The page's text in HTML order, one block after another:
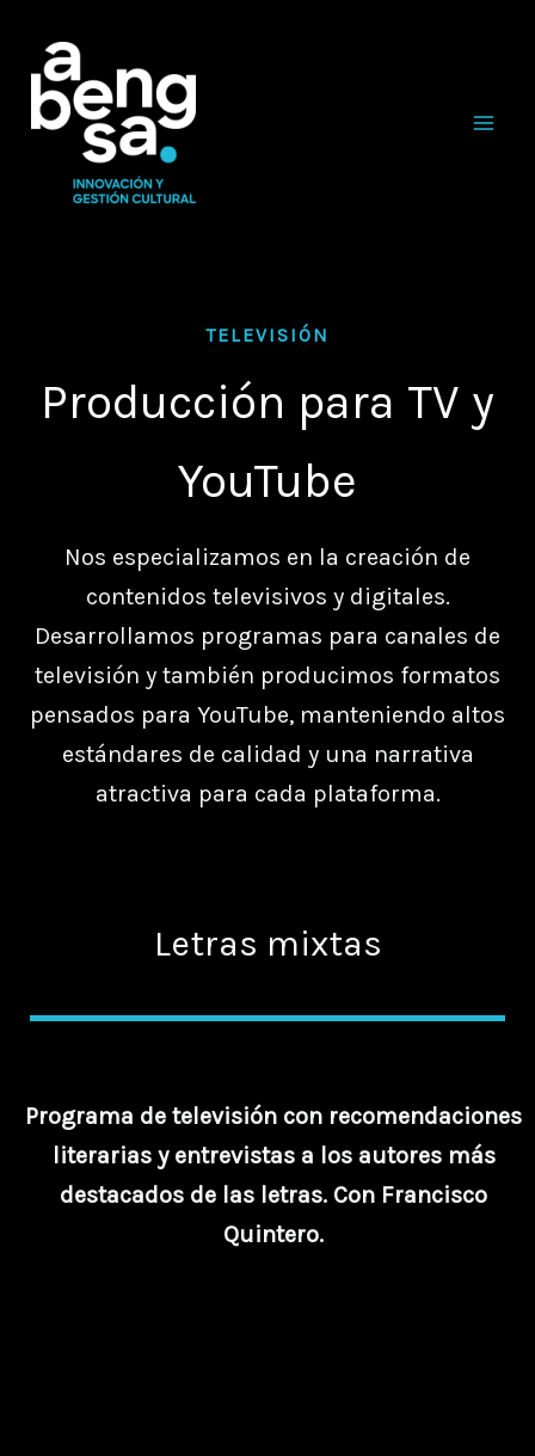
contenido
TELEVISIÓN
Producción para TV y
YouTube
Nos especializamos en la creación de
contenidos televisivos y digitales.
Desarrollamos programas para canales de
televisión y también producimos formatos
pensados para YouTube, manteniendo altos
estándares de calidad y una narrativa
atractiva para cada plataforma.
Letras mixtas
Programa de televisión con recomendaciones
literarias y entrevistas a los autores más
destacados de las letras. Con Francisco
Quintero.